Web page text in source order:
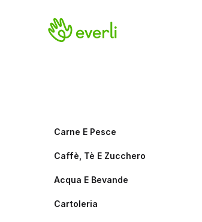
Carne E Pesce
Caffè, Tè E Zucchero
Acqua E Bevande
Cartoleria